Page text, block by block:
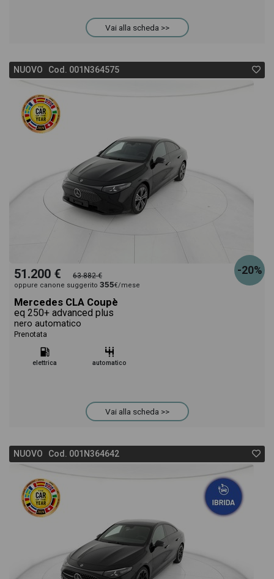
offerta e rata consigliata per l'acquisto del veicolo.
Vai alla scheda >>
NUOVO Cod. 001N364575
-20%
51.200 € 63.882 €
oppure canone suggerito 355€/mese
Mercedes CLA Coupè
eq 250+ advanced plus
nero automatico
Prenotata
elettrica automatico
Vai alla scheda >>
NUOVO Cod. 001N364642